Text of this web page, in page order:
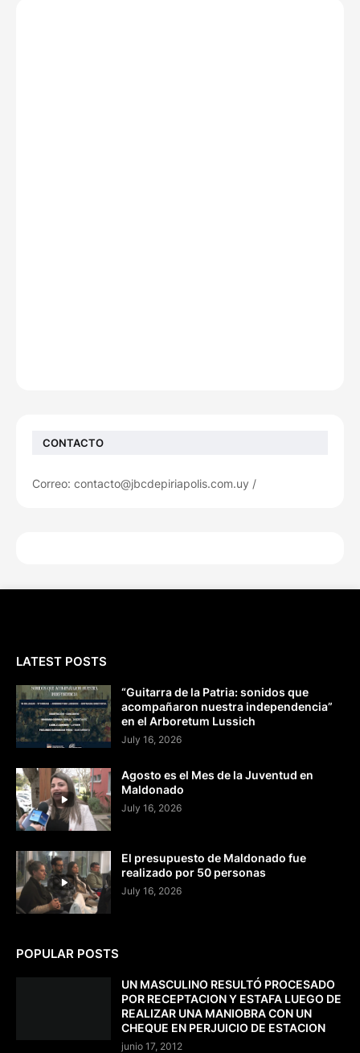
CONTACTO
Correo: contacto@jbcdepiriapolis.com.uy /
LATEST POSTS
“Guitarra de la Patria: sonidos que
acompañaron nuestra independencia”
en el Arboretum Lussich
July 16, 2026
Agosto es el Mes de la Juventud en
Maldonado
July 16, 2026
El presupuesto de Maldonado fue
realizado por 50 personas
July 16, 2026
POPULAR POSTS
UN MASCULINO RESULTÓ PROCESADO
POR RECEPTACION Y ESTAFA LUEGO DE
REALIZAR UNA MANIOBRA CON UN
CHEQUE EN PERJUICIO DE ESTACION
junio 17, 2012